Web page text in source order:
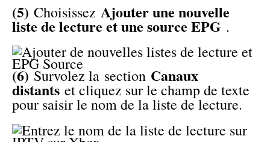
(5) Choisissez Ajouter une nouvelle
liste de lecture et une source EPG .
(6) Survolez la section Canaux
distants et cliquez sur le champ de texte
pour saisir le nom de la liste de lecture.